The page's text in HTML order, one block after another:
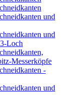
und
und
Loch
Messerköpfe
-
und